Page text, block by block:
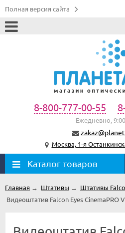
Полная версия сайта
8-800-777-00-55
Ежедневно,
Москва, 1-я
Каталог товаров
Главная → Штативы → Штативы
Видеоштатив Falcon Eyes CinemaPRO